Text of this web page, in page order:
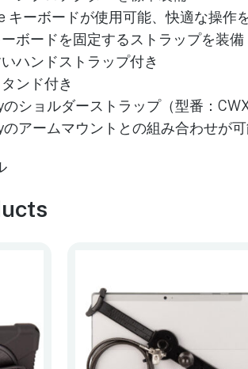
ーボードが使用可能、快適な操作
ボードを固定するストラップを装備
ハンドストラップ付き
ンド付き
ショルダーストラップ（型番：
アームマウントとの組み合わせが